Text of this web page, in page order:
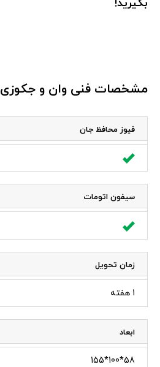
بگیرید!
مشخصات فنی وان و جکوزی
فیوز محافظ جان
سیفون اتومات
زمان تحویل
1 هفته
ابعاد
58*100*155